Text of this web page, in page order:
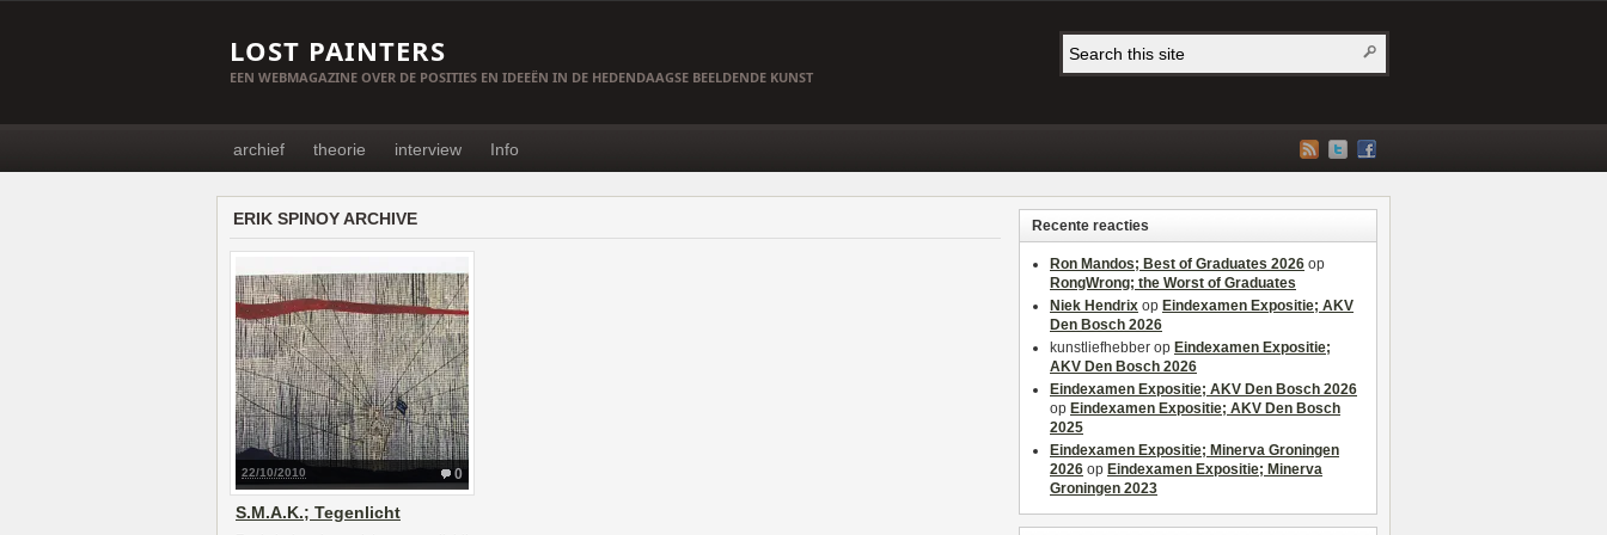
LOST PAINTERS
EEN WEBMAGAZINE OVER DE POSITIES EN IDEEËN IN DE HEDENDAAGSE BEELDENDE KUNST
archief theorie interview Info
ERIK SPINOY ARCHIVE
0
22/10/2010
S.M.A.K.; Tegenlicht
Recente reacties
Ron Mandos; Best of Graduates 2026 op
RongWrong; the Worst of Graduates
Niek Hendrix op Eindexamen Expositie; AKV
Den Bosch 2026
kunstliefhebber op Eindexamen Expositie;
AKV Den Bosch 2026
Eindexamen Expositie; AKV Den Bosch 2026
op Eindexamen Expositie; AKV Den Bosch
2025
Eindexamen Expositie; Minerva Groningen
2026 op Eindexamen Expositie; Minerva
Groningen 2023